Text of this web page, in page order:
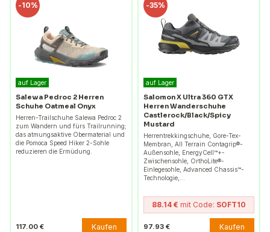
-10%
auf Lager
Salewa Pedroc 2 Herren
Schuhe Oatmeal Onyx
Herren-Trailschuhe Salewa Pedroc 2
zum Wandern und fürs Trailrunning;
das atmungsaktive Obermaterial und
die Pomoca Speed Hiker 2-Sohle
reduzieren die Ermüdung.
117.00 € Kaufen
-35%
auf Lager
Salomon X Ultra 360 GTX
Herren Wanderschuhe
Castlerock/Black/Spicy
Mustard
Herrentrekkingschuhe, Gore-Tex-
Membran, All Terrain Contagrip®-
Außensohle, EnergyCell™+-
Zwischensohle, OrthoLite®-
Einlegesohle, Advanced Chassis™-
Technologie,…
88.14 € mit Code: SOFT10
97.93 € Kaufen